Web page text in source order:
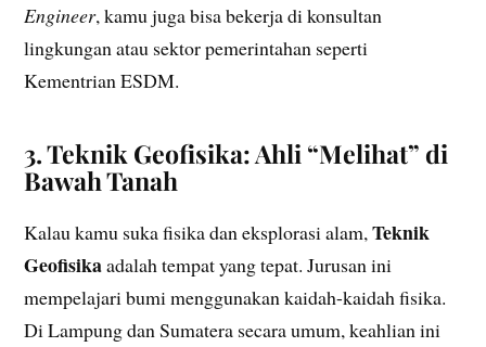
Engineer, kamu juga bisa bekerja di konsultan
lingkungan atau sektor pemerintahan seperti
Kementrian ESDM.
3. Teknik Geofisika: Ahli “Melihat” di
Bawah Tanah
Kalau kamu suka fisika dan eksplorasi alam,Teknik
Geofisikaadalah tempat yang tepat. Jurusan ini
mempelajari bumi menggunakan kaidah-kaidah fisika.
Di Lampung dan Sumatera secara umum, keahlian ini